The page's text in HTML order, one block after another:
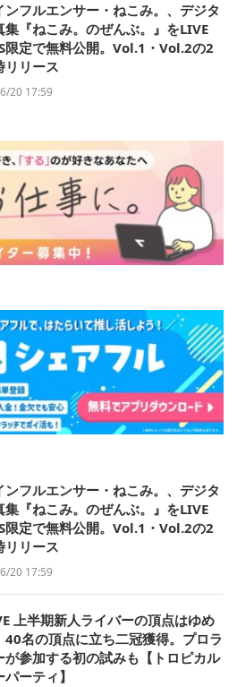
ンフルエンサー・ねこみ。、デジタ
集『ねこみ。のぜんぶ。』をLIVE
限定で無料公開。Vol.1・Vol.2の2
リリース
20 17:59
ンフルエンサー・ねこみ。、デジタ
集『ねこみ。のぜんぶ。』をLIVE
限定で無料公開。Vol.1・Vol.2の2
リリース
20 17:59
上半期新人ライバーの頂点はゆめ
40名の頂点に立ち二冠獲得。プロラ
が参加する初の試みも【トロピカル
ーティ】